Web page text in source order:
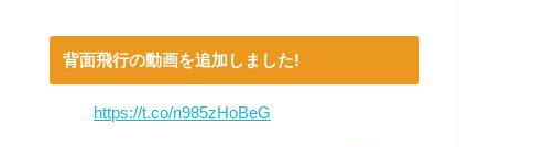
背面飛行の動画を追加しました!
https://t.co/n985zHoBeG